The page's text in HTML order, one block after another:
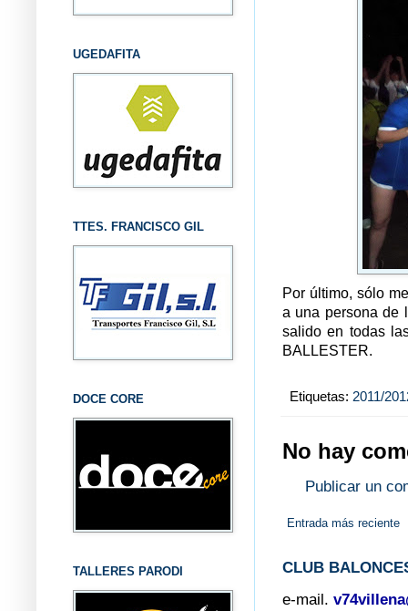
Por último, sólo
a una persona de
salido en todas
BALLESTER.
Etiquetas: 2011/
No hay
Publicar un
Entrada más reciente
CLUB
e-mail.
UGEDAFITA
TTES. FRANCISCO GIL
DOCE CORE
TALLERES PARODI